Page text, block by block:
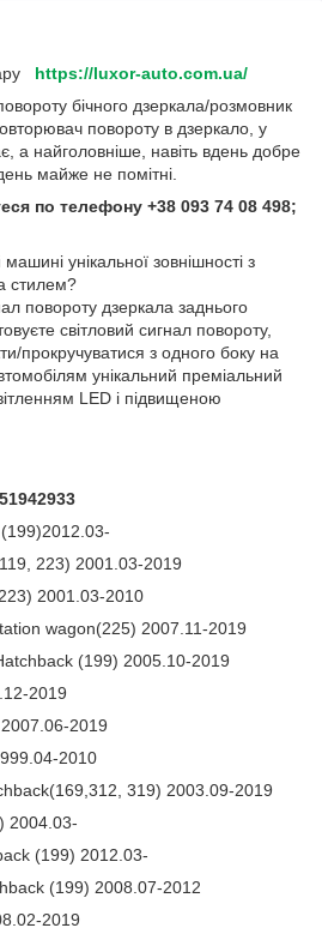
https://luxor-auto.com.ua/
бічного дзеркала/розмовник
повороту в дзеркало, у
а найголовніше, навіть вдень добре
майже не помітні.
по телефону +38 093 74 08 498;
унікальної зовнішності з
стилем?
повороту дзеркала заднього
світловий сигнал повороту,
прокручуватися з одного боку на
унікальний преміальний
LED і підвищеною
223) 2001.03-2019
2001.03-2010
wagon(225) 2007.11-2019
(199) 2005.10-2019
2019
2019
2010
319) 2003.09-2019
2004.03-
(199) 2012.03-
(199) 2008.07-2012
2019